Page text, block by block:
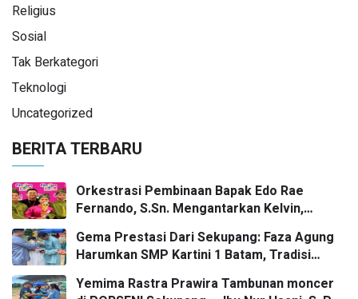
Religius
Sosial
Tak Berkategori
Teknologi
Uncategorized
BERITA TERBARU
Orkestrasi Pembinaan Bapak Edo Rae
Fernando, S.Sn. Mengantarkan Kelvin,
Kartini 1 Batam—Kembali Menorehkan Juara
II FLS3N dalam Panggung Kompetisi
Bergengsi
Gema Prestasi Dari Sekupang: Faza Agung
Harumkan SMP Kartini 1 Batam, Tradisi
Yemima Rastra Prawira Tambunan moncer